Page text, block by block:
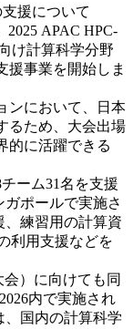
援について
APAC HPC-
け計算科学分野
援事業を開始しま
ンにおいて、日本
るため、大会出場
的に活躍できる
ーム31名を支援
ポールで実施さ
、練習用の計算資
利用支援などを
会）に向けても同
内で実施され
、国内の計算科学